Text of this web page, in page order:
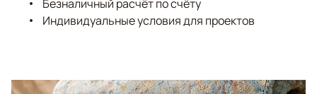
Безналичный расчёт по счёту
Индивидуальные условия для проектов